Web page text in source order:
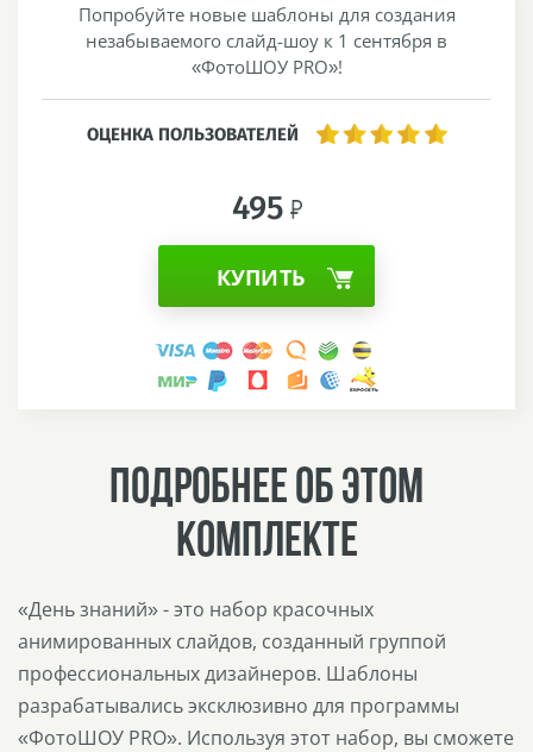
Попробуйте новые шаблоны для создания
незабываемого слайд-шоу к 1 сентября в
«ФотоШОУ PRO»!
ОЦЕНКА ПОЛЬЗОВАТЕЛЕЙ
495
КУПИТЬ
ПОДРОБНЕЕ ОБ ЭТОМ
КОМПЛЕКТЕ
«День знаний» - это набор красочных
анимированных слайдов, созданный группой
профессиональных дизайнеров. Шаблоны
разрабатывались эксклюзивно для программы
«ФотоШОУ PRO». Используя этот набор, вы сможете